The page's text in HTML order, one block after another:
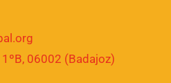
06002 (Badajoz)